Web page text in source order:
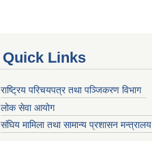
Quick Links
राष्ट्रिय परिचयपत्र तथा पञ्जिकरण विभाग
लोक सेवा आयोग
संघिय मामिला तथा सामान्य प्रशासन मन्त्रालय